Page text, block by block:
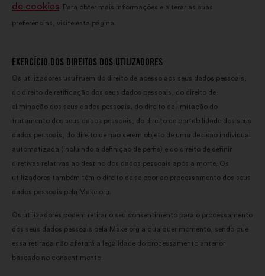
de cookies . Para obter mais informações e alterar as suas
preferências, visite esta página.
EXERCÍCIO DOS DIREITOS DOS UTILIZADORES
Os utilizadores usufruem do direito de acesso aos seus dados pessoais,
do direito de retificação dos seus dados pessoais, do direito de
eliminação dos seus dados pessoais, do direito de limitação do
tratamento dos seus dados pessoais, do direito de portabilidade dos seus
dados pessoais, do direito de não serem objeto de uma decisão individual
automatizada (incluindo a definição de perfis) e do direito de definir
diretivas relativas ao destino dos dados pessoais após a morte. Os
utilizadores também têm o direito de se opor ao processamento dos seus
dados pessoais pela Make.org.
Os utilizadores podem retirar o seu consentimento para o processamento
dos seus dados pessoais pela Make.org a qualquer momento, sendo que
essa retirada não afetará a legalidade do processamento anterior
baseado no consentimento.